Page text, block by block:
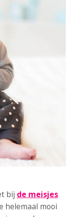
bij de meisjes
helemaal mooi